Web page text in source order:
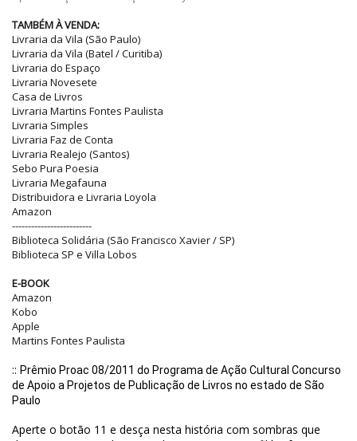
TAMBÉM À VENDA:
Livraria da Vila (São Paulo)
Livraria da Vila (Batel / Curitiba)
Livraria do Espaço
Livraria Novesete
Casa de Livros
Livraria Martins Fontes Paulista
Livraria Simples
Livraria Faz de Conta
Livraria Realejo (Santos)
Sebo Pura Poesia
Livraria Megafauna
Distribuidora e Livraria Loyola
Amazon
-------------------------
Biblioteca Solidária (São Francisco Xavier / SP)
Biblioteca SP e Villa Lobos
E-BOOK
Amazon
Kobo
Apple
Martins Fontes Paulista
:: Prêmio Proac 08/2011 do Programa de Ação Cultural Concurso
de Apoio a Projetos de Publicação de Livros no estado de São
Paulo
Aperte o botão 11 e desça nesta história com sombras que